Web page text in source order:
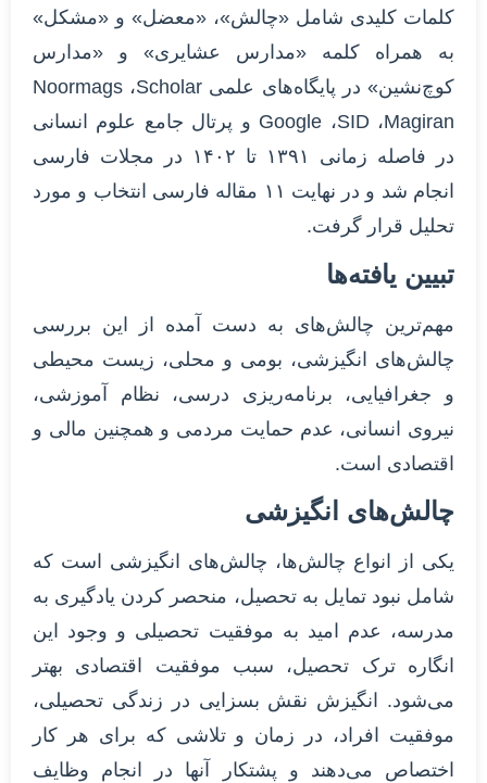
کلمات کلیدی شامل «چالش»، «معضل» و «مشکل»
به همراه کلمه «مدارس عشایری» و «مدارس
کوچ‌نشین» در پایگاه‌های علمی Noormags ،Scholar
Google ،SID ،Magiran و پرتال جامع علوم انسانی
در فاصله زمانی ۱۳۹۱ تا ۱۴۰۲ در مجلات فارسی
انجام شد و در نهایت ۱۱ مقاله فارسی انتخاب و مورد
تحلیل قرار گرفت.
تبیین یافته‌ها
مهم‌ترین چالش‌های به‌ دست‌ آمده از این بررسی
چالش‌های انگیزشی، بومی و محلی، زیست محیطی
و جغرافیایی، برنامه‌ریزی درسی، نظام آموزشی،
نیروی انسانی، عدم حمایت مردمی و همچنین مالی و
اقتصادی است.
چالش‌های انگیزشی
یکی از انواع چالش‌ها، چالش‌های انگیزشی است که
شامل نبود تمایل به تحصیل، منحصر کردن یادگیری به
مدرسه، عدم امید به موفقیت تحصیلی و وجود این
انگاره ترک تحصیل، سبب موفقیت اقتصادی بهتر
می‌شود. انگیزش نقش بسزایی در زندگی تحصیلی،
موفقیت افراد، در زمان و تلاشی که برای هر کار
اختصاص می‌دهند و پشتکار آنها در انجام وظایف